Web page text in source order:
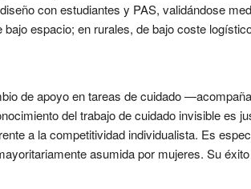
con estudiantes y PAS, validándose
espacio; en rurales, de bajo coste
de apoyo en tareas de cuidado
del trabajo de cuidado invisible es
a la competitividad individualista. Es
asumida por mujeres. Su